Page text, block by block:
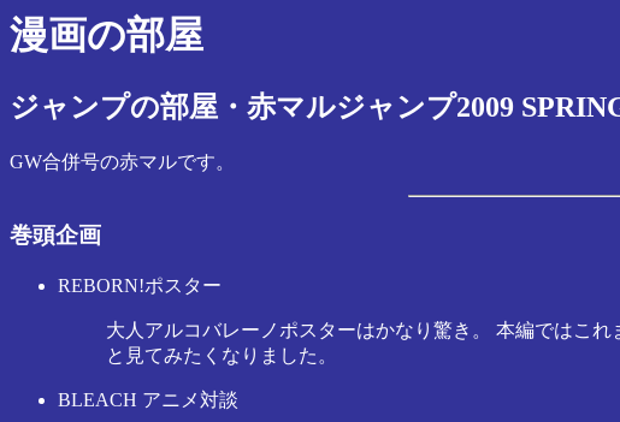
漫画の部屋
ジャンプの部屋・赤マルジャンプ2009
GW合併号の赤マルです。
巻頭企画
REBORN!ポスター
大人アルコバレーノポスターはかなり驚き。 本編ではこ
と見てみたくなりました。
BLEACH アニメ対談